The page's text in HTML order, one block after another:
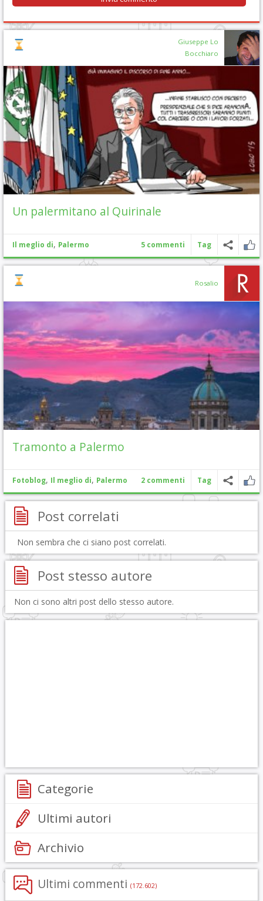
Giuseppe Lo
Bocchiaro
Un palermitano al Quirinale
Il meglio di, Palermo 5 commenti Tag
Rosalio
Tramonto a Palermo
Fotoblog, Il meglio di, Palermo 2 commenti Tag
Post correlati
Non sembra che ci siano post correlati.
Post stesso autore
Non ci sono altri post dello stesso autore.
Categorie
Ultimi autori
Archivio
Ultimi commenti (172.602)